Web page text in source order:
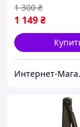
1 149₴
1 300 ₴